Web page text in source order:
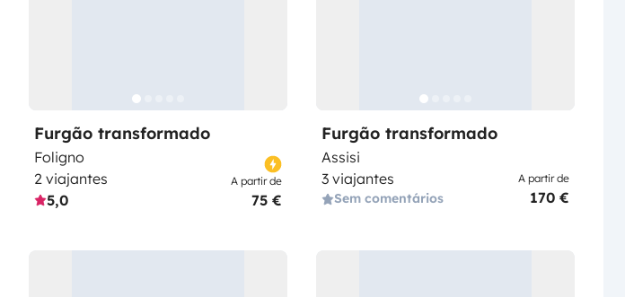
Furgão transformado
Foligno
2 viajantes
5,0
A partir de
75 €
Furgão transformado
Assisi
3 viajantes
Sem comentários
A partir de
170 €